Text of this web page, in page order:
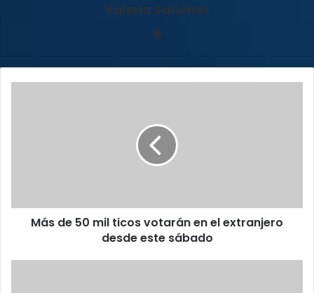
Valeria Sanchez
extranjero
desdeMás de 50 mil ticos votarán en el extranjero
desde este sábado